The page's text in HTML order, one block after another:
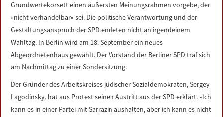
Grundwertekorsett einen äußersten Meinungsrahmen vorgebe, der
»nicht verhandelbar« sei. Die politische Verantwortung und der
Gestaltungsanspruch der SPD endeten nicht an irgendeinem
Wahltag. In Berlin wird am 18. September ein neues
Abgeordnetenhaus gewählt. Der Vorstand der Berliner SPD traf sich
am Nachmittag zu einer Sondersitzung.
Der Gründer des Arbeitskreises jüdischer Sozialdemokraten, Sergey
Lagodinsky, hat aus Protest seinen Austritt aus der SPD erklärt. »Ich
kann es in einer Partei mit Sarrazin aushalten, aber ich kann es nicht